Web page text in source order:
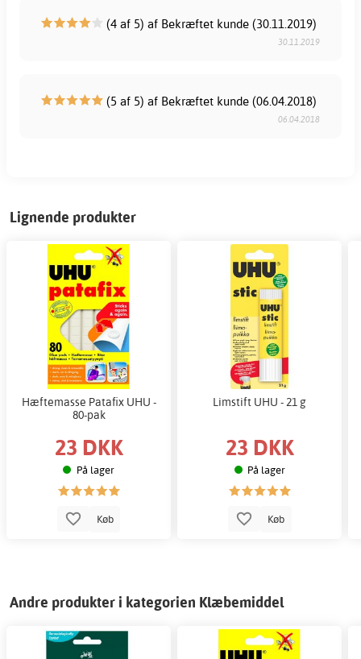
(4 af 5) af Bekræftet kunde (30.11.2019)
30.11.2019
(5 af 5) af Bekræftet kunde (06.04.2018)
06.04.2018
Lignende produkter
Hæftemasse Patafix UHU -
80-pak
23 DKK
På lager
Køb
Limstift UHU - 21 g
23 DKK
På lager
Køb
Andre produkter i kategorien Klæbemiddel